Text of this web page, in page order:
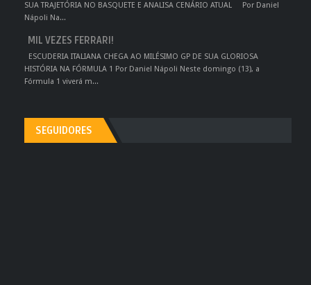
SUA TRAJETÓRIA NO BASQUETE E ANALISA CENÁRIO ATUAL Por Daniel
Nápoli Na...
MIL VEZES FERRARI!
ESCUDERIA ITALIANA CHEGA AO MILÉSIMO GP DE SUA GLORIOSA
HISTÓRIA NA FÓRMULA 1 Por Daniel Nápoli Neste domingo (13), a
Fórmula 1 viverá m...
SEGUIDORES